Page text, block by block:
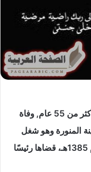
بعد خدمة في إمارة المدينة المنورة لأكثر من 55 عام, وفاة
المنورة وهو شغل
منصب رئيس الأخويا منذ عام منذ عام 1385هـ، قضاها رئيسًا